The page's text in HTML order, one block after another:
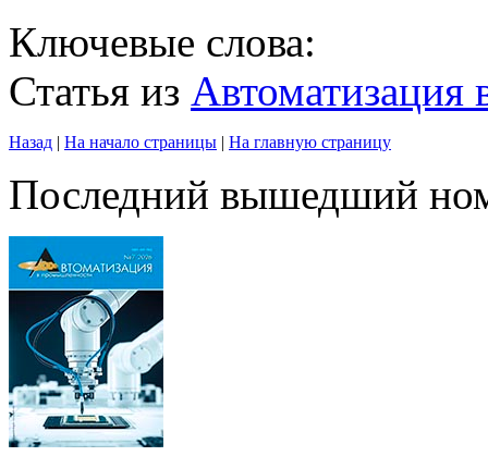
Ключевые слова:
Статья из
Назад | На начало страницы | На главную страницу
Последний вышедший